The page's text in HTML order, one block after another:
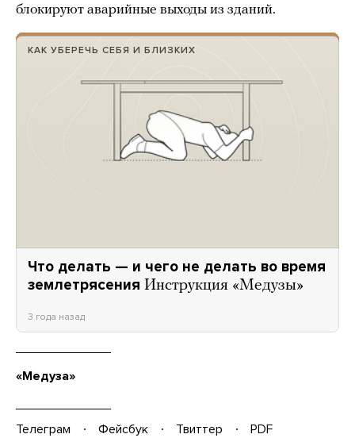
блокируют аварийные выходы из зданий.
КАК УБЕРЕЧЬ СЕБЯ И БЛИЗКИХ
Что делать — и чего не делать во время
землетрясения Инструкция «Медузы»
3 года назад
«Медуза»
Телеграм Фейсбук Твиттер
PDF